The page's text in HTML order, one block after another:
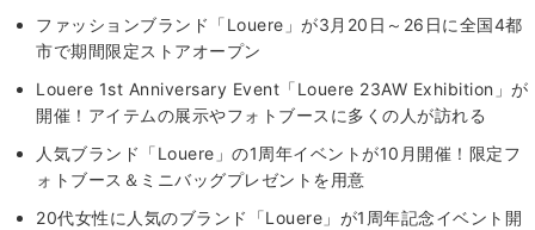
ファッションブランド「Louere」が3月20⽇～26⽇に全国4都
市で期間限定ストアオープン
Louere 1st Anniversary Event「Louere 23AW Exhibition」が
開催！アイテムの展示やフォトブースに多くの人が訪れる
人気ブランド「Louere」の1周年イベントが10月開催！限定フ
ォトブース＆ミニバッグプレゼントを用意
20代女性に人気のブランド「Louere」が1周年記念イベント開